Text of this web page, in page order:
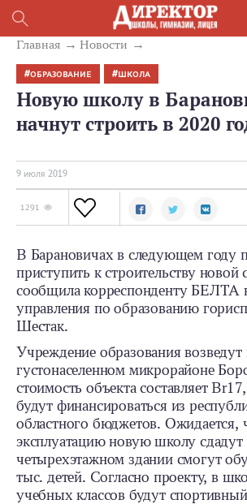
Главная Новости
ОБРАЗОВАНИЕ ШКОЛА
Новую школу в
начнут строить в 2020
9 июля 2019
1291
В Барановичах в следующем году
приступить к строительству
сообщила корреспонденту БЕЛТА
управления по образованию
Шестак.
Учреждение образования
густонаселенном микрорайоне
стоимость объекта составляет
будут финансироваться из
областного бюджетов. Ожидается,
эксплуатацию новую школу
четырехэтажном здании смогут
тыс. детей. Согласно проекту, в
учебных классов будут